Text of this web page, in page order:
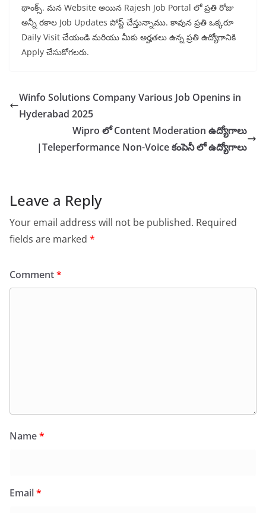
థాంక్స్. మన Website అయిన Rajesh Job Portal లో ప్రతి రోజు
అన్నీ రకాల Job Updates పోస్ట్ చేస్తున్నాము. కావున ప్రతి ఒక్కరూ
Daily Visit చేయండి మరియు మీకు అర్హతలు ఉన్న ప్రతి ఉద్యోగానికి
Apply చేసుకోగలరు.
Winfo Solutions Company Various Job Openins in
Hyderabad 2025
Wipro లో Content Moderation ఉద్యోగాలు
|Teleperformance Non-Voice కంపెనీ లో ఉద్యోగాలు
Leave a Reply
Your email address will not be published. Required
fields are marked *
Comment*
Name*
Email*